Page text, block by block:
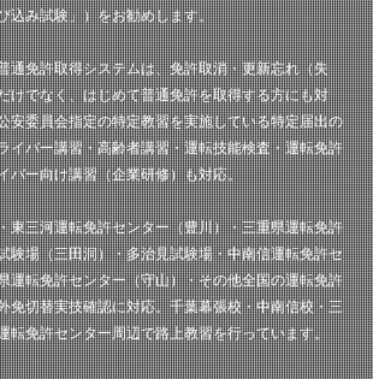
込み試験」）をお勧めします。
通免許取得システムは、免許取消・更新忘れ（失
けでなく、はじめて普通免許を取得する方にも対
安委員会指定の特定教習を実施している特定届出の
イバー講習・高齢者講習・運転技能検査・運転免許
バー向け講習（企業研修）も対応。
東三河運転免許センター（豊川）・三重県運転免許
験場（三田洞）・多治見試験場・中南信運転免許セ
運転免許センター（守山）・その他全国の運転免許
免切替実技確認に対応。千葉幕張校・中南信校・三
転免許センター周辺で路上教習を行っています。